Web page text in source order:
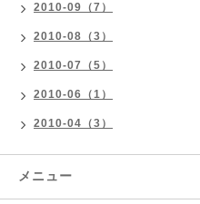
2010-09（7）
2010-08（3）
2010-07（5）
2010-06（1）
2010-04（3）
メニュー